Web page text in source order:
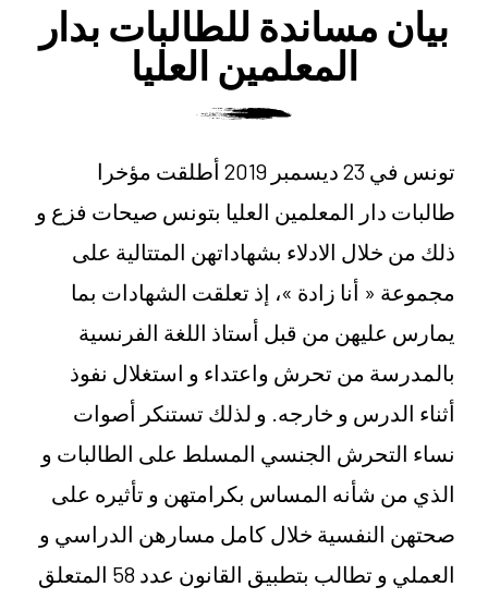
بيان مساندة للطالبات بدار
المعلمين العليا
تونس في 23 ديسمبر 2019 أطلقت مؤخرا
طالبات دار المعلمين العليا بتونس صيحات فزع و
ذلك من خلال الادلاء بشهاداتهن المتتالية على
مجموعة « أنا زادة »، إذ تعلقت الشهادات بما
يمارس عليهن من قبل أستاذ اللغة الفرنسية
بالمدرسة من تحرش واعتداء و استغلال نفوذ
أثناء الدرس و خارجه. و لذلك تستنكر أصوات
نساء التحرش الجنسي المسلط على الطالبات و
الذي من شأنه المساس بكرامتهن و تأثيره على
صحتهن النفسية خلال كامل مسارهن الدراسي و
العملي و تطالب بتطبيق القانون عدد 58 المتعلق